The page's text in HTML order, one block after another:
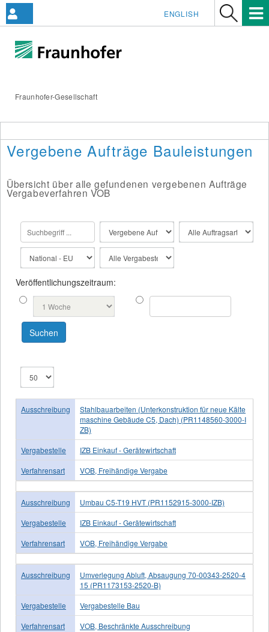
Fraunhofer-Gesellschaft
ENGLISH
Vergebene Aufträge Bauleistungen
Übersicht über alle gefundenen vergebenen Aufträge
Vergabeverfahren VOB
Veröffentlichungszeitraum:
Ausschreibung
Stahlbauarbeiten (Unterkonstruktion für neue Kälte
maschine Gebäude C5, Dach) (PR1148560-3000-I
ZB)
Vergabestelle
IZB Einkauf - Gerätewirtschaft
Verfahrensart
VOB, Freihändige Vergabe
Ausschreibung
Umbau C5-T19 HVT (PR1152915-3000-IZB)
Vergabestelle
IZB Einkauf - Gerätewirtschaft
Verfahrensart
VOB, Freihändige Vergabe
Ausschreibung
Umverlegung Abluft, Absaugung 70-00343-2520-4
15 (PR1173153-2520-B)
Vergabestelle
Vergabestelle Bau
Verfahrensart
VOB, Beschränkte Ausschreibung